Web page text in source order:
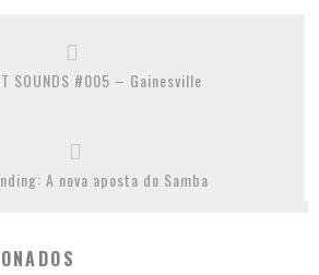
SOUNDS #005 – Gainesville
A nova aposta do Samba